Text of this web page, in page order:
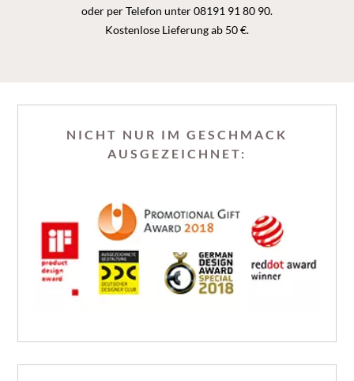
oder per Telefon unter 08191 91 80 90.
Kostenlose Lieferung ab 50 €.
NICHT NUR IM GESCHMACK
AUSGEZEICHNET: